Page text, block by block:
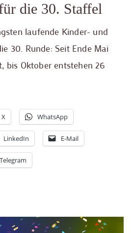
die 30. Staffel
laufende Kinder- und
30. Runde: Seit Ende Mai
bis Oktober entstehen 26
X WhatsApp
LinkedIn E-Mail
Telegram